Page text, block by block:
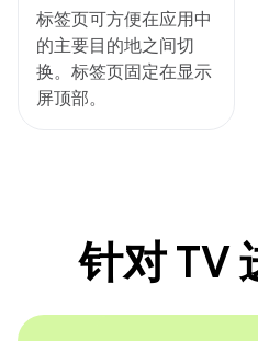
标签页可方便在应用中
的主要目的地之间切
换。标签页固定在显示
屏顶部。
针对 TV